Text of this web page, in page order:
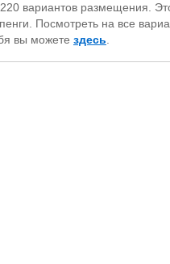
вариантов размещения.
Посмотреть на все
вы можете здесь.